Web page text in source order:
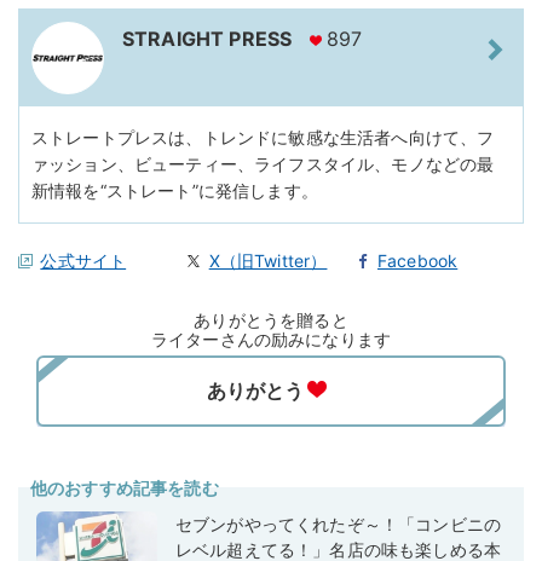
STRAIGHT PRESS 897
ストレートプレスは、トレンドに敏感な生活者へ向けて、フ
ァッション、ビューティー、ライフスタイル、モノなどの最
新情報を“ストレート”に発信します。
公式サイト X（旧Twitter） Facebook
ありがとうを贈ると
ライターさんの励みになります
他のおすすめ記事を読む
セブンがやってくれたぞ～！「コンビニの
レベル超えてる！」名店の味も楽しめる本